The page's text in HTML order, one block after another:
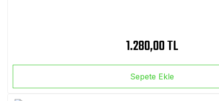
1.280,00 TL
Sepete Ekle